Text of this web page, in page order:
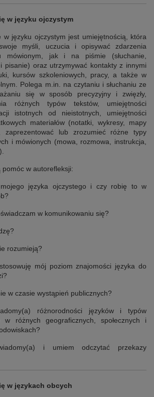
w języku ojczystym
w języku ojczystym jest umiejętnością, która
myśli, uczucia i opisywać zdarzenia
mówionym, jak i na piśmie (słuchanie,
pisanie) oraz utrzymywać kontakty z innymi
kursów szkoleniowych, pracy, a także w
Polega m.in. na czytaniu i słuchaniu ze
się w sposób precyzyjny i zwięzły,
różnych typów tekstów, umiejętności
istotnych od nieistotnych, umiejętności
materiałów (notatki, wykresy, mapy
zaprezentować lub zrozumieć różne typy
i mówionych (mowa, rozmowa, instrukcja,
w autorefleksji:
języka ojczystego i czy robię to w
w komunikowaniu się?
rozumieją?
mój poziom znajomości języka do
w czasie wystąpień publicznych?
różnorodności języków i typów
w różnych geograficznych, społecznych i
i umiem odczytać przekazy
w językach obcych